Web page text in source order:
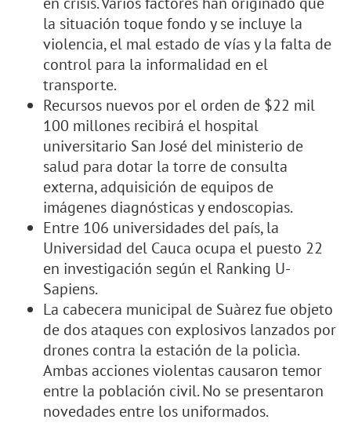
la situación toque fondo y se incluye la
violencia, el mal estado de vías y la falta de
control para la informalidad en el
transporte.
Recursos nuevos por el orden de $22 mil
100 millones recibirá el hospital
universitario San José del ministerio de
salud para dotar la torre de consulta
externa, adquisición de equipos de
imágenes diagnósticas y endoscopias.
Entre 106 universidades del país, la
Universidad del Cauca ocupa el puesto 22
en investigación según el Ranking U-
Sapiens.
La cabecera municipal de Suàrez fue objeto
de dos ataques con explosivos lanzados por
drones contra la estación de la policìa.
Ambas acciones violentas causaron temor
entre la población civil. No se presentaron
novedades entre los uniformados.